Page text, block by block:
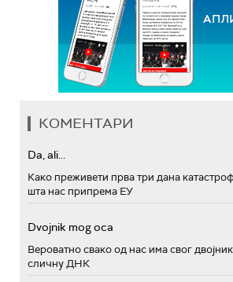
КОМЕНТАРИ
Da, ali...
Како преживети прва три дана
шта нас припрема ЕУ
Dvojnik mog oca
Вероватно свако од нас има свог
сличну ДНК